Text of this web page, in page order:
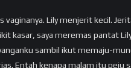
Lily menjerit kecil.
kasar, saya meremas pantat
sambil ikut memaju-
Entah kenapa malam itu peju